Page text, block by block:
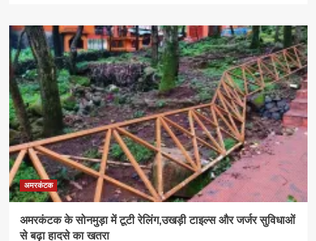
अमरकंटक
स्थित
कल्याणिका
केंद्रीय
शिक्षा
निकेतन
का
29वां
स्थापना
दिवस
03
अगस्त
को
,
अमरकंटक
अमरकंटक के सोनमुड़ा में टूटी रेलिंग,उखड़ी टाइल्स और जर्जर सुविधाओं
से बढ़ा हादसे का खतरा